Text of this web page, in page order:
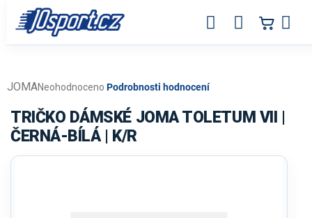
obsah
Průměrné
produktu
je
0,0
Neohodnoceno Podrobnosti hodnocení
JOMA
TRIČKO DÁMSKÉ JOMA TOLETUM VII |
ČERNÁ-BÍLÁ | K/R